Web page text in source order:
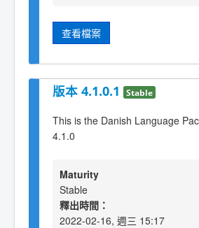
查看檔案
版本 4.1.0.1 Stable
This is the Danish Language
4.1.0
Maturity
Stable
釋出時間：
2022-02-16, 週三 15:17